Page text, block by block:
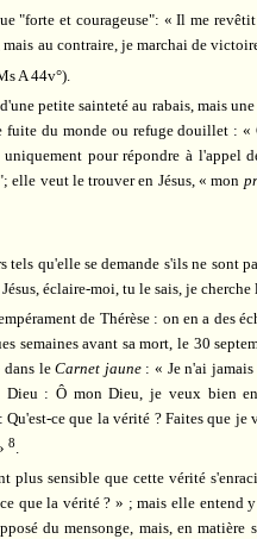
"forte et courageuse": « Il me revêtit
au contraire, je marchai de
A 44v°).
petite sainteté au rabais, mais
fuite du monde ou refuge douillet : «
pour répondre à l'appel
veut le trouver en Jésus, « mon
tels qu'elle se demande s'ils ne sont
éclaire-moi, tu le sais, je
de Thérèse : on en a des
semaines avant sa mort, le 30
dans leCarnet jaune: « Je n'ai jamais
: Ô mon Dieu, je veux bien
ce que la vérité ? Faites que je
8.
plus sensible que cette vérité
que la vérité ? » ; mais elle entend
du mensonge, mais, en matière